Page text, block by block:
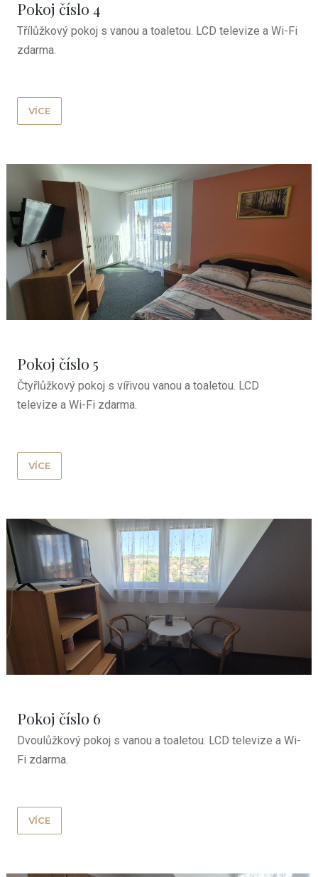
Pokoj číslo 4
Třílůžkový pokoj s vanou a toaletou. LCD televize a Wi-Fi
zdarma.
VÍCE
Pokoj číslo 5
Čtyřlůžkový pokoj s vířivou vanou a toaletou. LCD
televize a Wi-Fi zdarma.
VÍCE
Pokoj číslo 6
Dvoulůžkový pokoj s vanou a toaletou. LCD televize a Wi-
Fi zdarma.
VÍCE